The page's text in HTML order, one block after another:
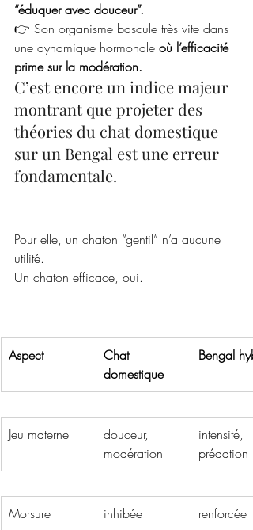
“éduquer avec douceur”.
👉 Son organisme bascule très vite dans
une dynamique hormonale où l’efficacité
prime sur la modération.
C’est encore un indice majeur
montrant que projeter des
théories du chat domestique
sur un Bengal est une erreur
fondamentale.
Pour elle, un chaton “gentil” n’a aucune
utilité.
Un chaton efficace, oui.
Aspect
Chat
domestique
Bengal
Jeu maternel
douceur,
modération
intensité,
prédation
Morsure inhibée renforcée